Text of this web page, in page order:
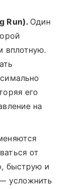
Run). Один
вплотную.
его
на
от
быструю и
усложнить